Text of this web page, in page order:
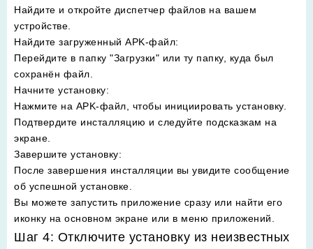
Найдите и откройте диспетчер файлов на вашем
устройстве.
Найдите загруженный APK-файл:
Перейдите в папку "Загрузки" или ту папку, куда был
сохранён файл.
Начните установку:
Нажмите на APK-файл, чтобы инициировать установку.
Подтвердите инсталляцию и следуйте подсказкам на
экране.
Завершите установку:
После завершения инсталляции вы увидите сообщение
об успешной установке.
Вы можете запустить приложение сразу или найти его
иконку на основном экране или в меню приложений.
Шаг 4: Отключите установку из неизвестных